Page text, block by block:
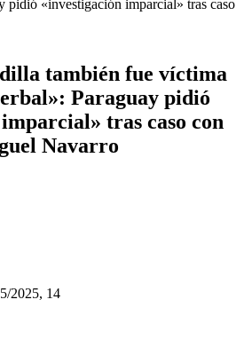
pidió «investigación imparcial» tras caso
también fue víctima
Paraguay pidió
tras caso con
Navarro
2025, 14